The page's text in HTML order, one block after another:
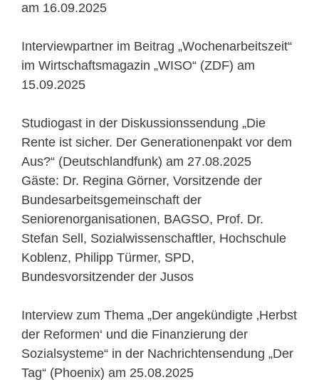
am 16.09.2025
Interviewpartner im Beitrag „Wochenarbeitszeit“
im Wirtschaftsmagazin „WISO“ (ZDF) am
15.09.2025
Studiogast in der Diskussionssendung „Die
Rente ist sicher. Der Generationenpakt vor dem
Aus?“ (Deutschlandfunk) am 27.08.2025
Gäste: Dr. Regina Görner, Vorsitzende der
Bundesarbeitsgemeinschaft der
Seniorenorganisationen, BAGSO, Prof. Dr.
Stefan Sell, Sozialwissenschaftler, Hochschule
Koblenz, Philipp Türmer, SPD,
Bundesvorsitzender der Jusos
Interview zum Thema „Der angekündigte ‚Herbst
der Reformen‘ und die Finanzierung der
Sozialsysteme“ in der Nachrichtensendung „Der
Tag“ (Phoenix) am 25.08.2025